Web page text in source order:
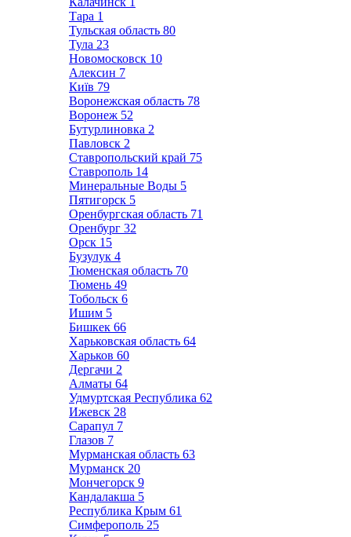
Тара 1
Тульская область 80
Тула 23
Новомосковск 10
Алексин 7
Київ 79
Воронежская область 78
Воронеж 52
Бутурлиновка 2
Павловск 2
Ставропольский край 75
Ставрополь 14
Минеральные Воды 5
Пятигорск 5
Оренбургская область 71
Оренбург 32
Орск 15
Бузулук 4
Тюменская область 70
Тюмень 49
Тобольск 6
Ишим 5
Бишкек 66
Харьковская область 64
Харьков 60
Дергачи 2
Алматы 64
Удмуртская Республика 62
Ижевск 28
Сарапул 7
Глазов 7
Мурманская область 63
Мурманск 20
Мончегорск 9
Кандалакша 5
Республика Крым 61
Симферополь 25